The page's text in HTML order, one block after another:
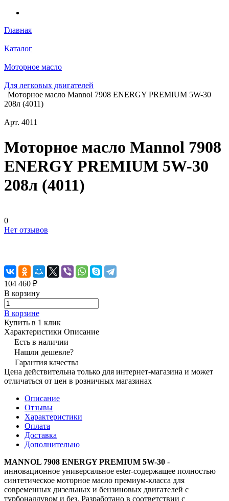
Главная
Каталог
Моторное масло
Для легковых двигателей
Моторное масло Mannol 7908 ENERGY PREMIUM 5W-30
208л (4011)
Арт. 4011
Моторное масло Mannol 7908
ENERGY PREMIUM 5W-30
208л (4011)
0
Нет отзывов
104 460 ₽
В корзину
В корзине
Купить в 1 клик
Характеристики Описание
Есть в наличии
Нашли дешевле?
Гарантия качества
Цена действительна только для интернет-магазина и может
отличаться от цен в розничных магазинах
Описание
Отзывы
Характеристики
Оплата
Доставка
Дополнительно
MANNOL 7908 ENERGY PREMIUM 5W-30 -
инновационное универсальное ester-содержащее полностью
синтетическое моторное масло премиум-класса для
современных дизельных и бензиновых двигателей с
турбонаддувом и без. Разработано в соответствии с